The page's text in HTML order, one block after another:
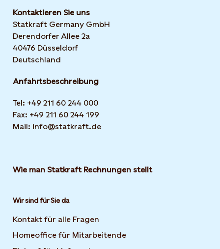
Kontaktieren Sie uns
Statkraft Germany GmbH
Derendorfer Allee 2a
40476 Düsseldorf
Deutschland
Anfahrtsbeschreibung
Tel: +49 211 60 244 000
Fax: +49 211 60 244 199
Mail: info@statkraft.de
Wie man Statkraft Rechnungen stellt
Wir sind für Sie da
Kontakt für alle Fragen
Homeoffice für Mitarbeitende